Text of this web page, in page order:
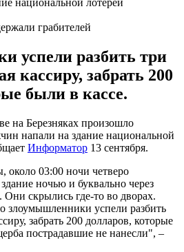
грабителей
успели разбить три
кассиру, забрать 200
были в кассе.
на Березняках произошло
напали на здание национальной
Информатор 13 сентября.
03:00 ночи четверо
ночью и буквально через
скрылись где-то во дворах.
злоумышленники успели разбить
забрать 200 долларов, которые
пострадавшие не нанесли", –